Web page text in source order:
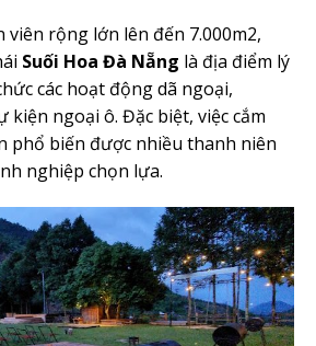
viên rộng lớn lên đến 7.000m2,
Suối Hoa Đà Nẵng là địa điểm lý
các hoạt động dã ngoại,
kiện ngoại ô. Đặc biệt, việc cắm
phổ biến được nhiều thanh niên
nghiệp chọn lựa.